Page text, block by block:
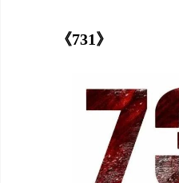
《731》